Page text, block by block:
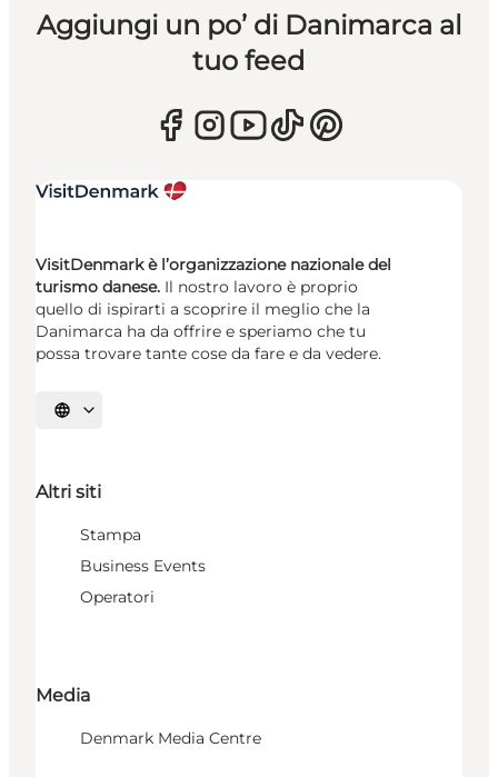
Aggiungi un po’ di Danimarca al
tuo feed
VisitDenmark è l’organizzazione nazionale del
turismo danese. Il nostro lavoro è proprio
quello di ispirarti a scoprire il meglio che la
Danimarca ha da offrire e speriamo che tu
possa trovare tante cose da fare e da vedere.
Seleziona la lingua
Altri siti
Stampa
Business Events
Operatori
Media
Denmark Media Centre